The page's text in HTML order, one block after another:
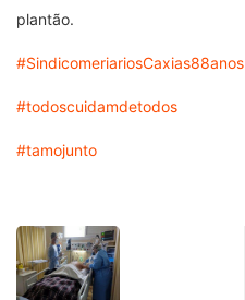
plantão.
#SindicomeriariosCaxias88anos
#todoscuidamdetodos
#tamojunto